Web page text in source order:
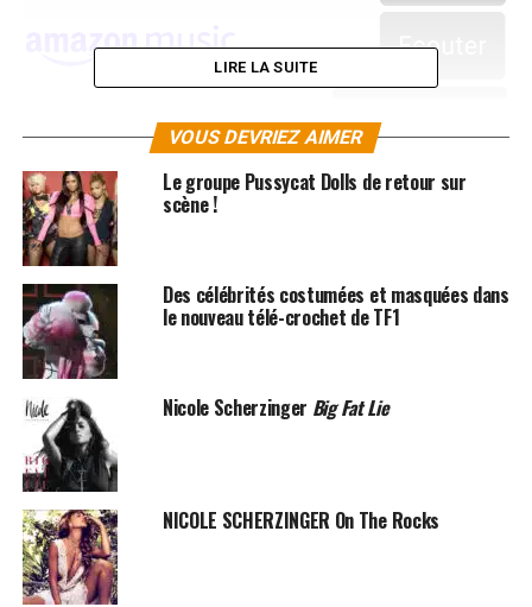
SUJETS ASSOCIÉS:
LIRE LA SUITE
VOUS DEVRIEZ AIMER
Le groupe Pussycat Dolls de retour sur
scène !
Des célébrités costumées et masquées dans
le nouveau télé-crochet de TF1
Nicole Scherzinger Big Fat Lie
NICOLE SCHERZINGER On The Rocks